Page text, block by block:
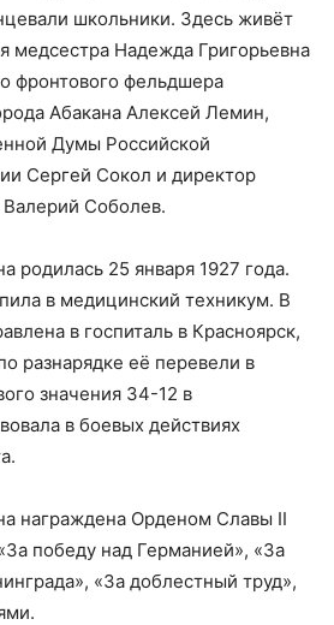
школьники. Здесь живёт
медсестра Надежда Григорьевна
фронтового фельдшера
Абакана Алексей Лемин,
Думы Российской
Сергей Сокол и директор
Соболев.
родилась 25 января 1927 года.
в медицинский техникум. В
в госпиталь в Красноярск,
разнарядке её перевели в
значения 34-12 в
в боевых действиях
награждена Орденом Славы II
победу над Германией», «За
«За доблестный труд»,